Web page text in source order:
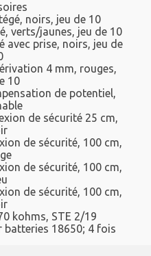
noirs, jeu de 10
verts/jaunes, jeu de 10
avec prise, noirs, jeu de
4 mm, rouges,
10
de potentiel,
de sécurité 25 cm,
de sécurité, 100 cm,
de sécurité, 100 cm,
de sécurité, 100 cm,
kohms, STE 2/19
batteries 18650; 4 fois